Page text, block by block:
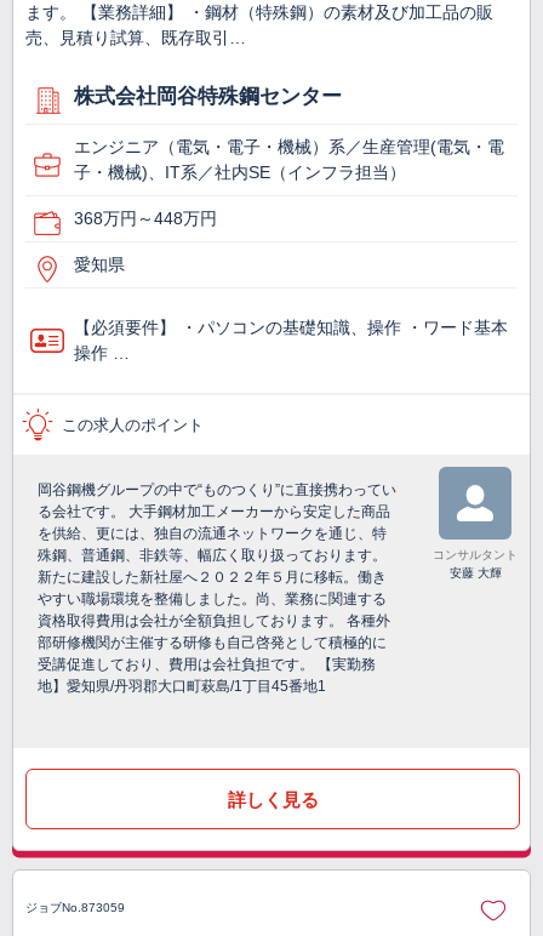
ます。 【業務詳細】 ・鋼材（特殊鋼）の素材及び加工品の販
売、見積り試算、既存取引…
株式会社岡谷特殊鋼センター
エンジニア（電気・電子・機械）系／生産管理(電気・電
子・機械)、IT系／社内SE（インフラ担当）
368万円～448万円
愛知県
【必須要件】 ・パソコンの基礎知識、操作 ・ワード基本
操作 …
この求人のポイント
岡谷鋼機グループの中で“ものつくり”に直接携わってい
る会社です。 大手鋼材加工メーカーから安定した商品
を供給、更には、独自の流通ネットワークを通じ、特
殊鋼、普通鋼、非鉄等、幅広く取り扱っております。
新たに建設した新社屋へ２０２２年５月に移転。働き
やすい職場環境を整備しました。尚、業務に関連する
資格取得費用は会社が全額負担しております。 各種外
部研修機関が主催する研修も自己啓発として積極的に
受講促進しており、費用は会社負担です。 【実勤務
地】愛知県/丹羽郡大口町萩島/1丁目45番地1
コンサルタント
安藤 大輝
詳しく見る
ジョブNo.873059